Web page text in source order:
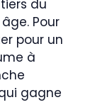
du
Pour
pour un
à
gagne